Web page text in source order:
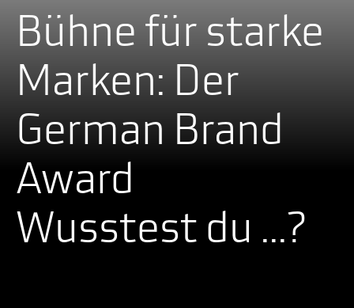
Bühne für starke
Marken: Der
German Brand
Award
Wusstest du ...?